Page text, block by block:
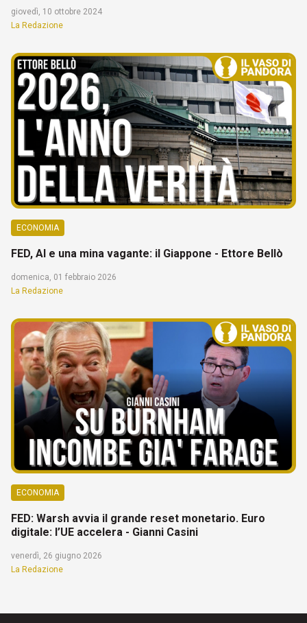
giovedì, 10 ottobre 2024
La Redazione
ECONOMIA
FED, AI e una mina vagante: il Giappone - Ettore Bellò
domenica, 01 febbraio 2026
La Redazione
ECONOMIA
FED: Warsh avvia il grande reset monetario. Euro
digitale: l’UE accelera - Gianni Casini
venerdì, 26 giugno 2026
La Redazione